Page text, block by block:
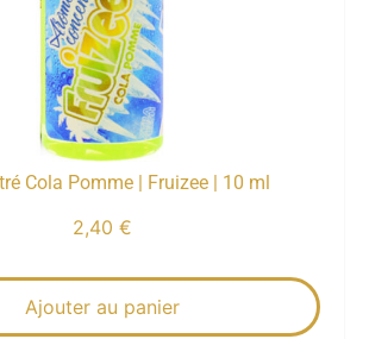
Cola Pomme | Fruizee | 10 ml
2,40 €
Ajouter au panier